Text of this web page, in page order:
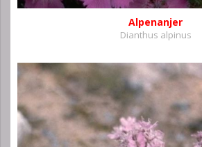
Alpenanjer
Dianthus alpinus